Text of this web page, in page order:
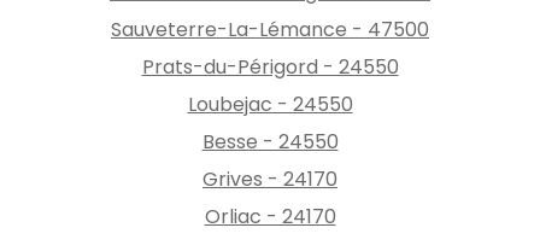
Sauveterre-La-Lémance - 47500
Prats-du-Périgord - 24550
Loubejac - 24550
Besse - 24550
Grives - 24170
Orliac - 24170